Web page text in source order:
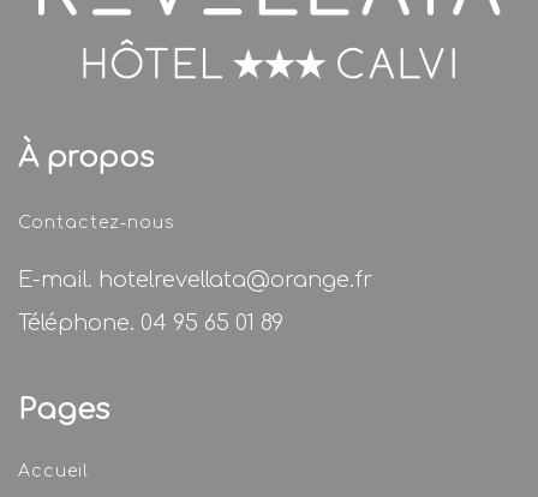
À propos
Contactez-nous
E-mail. hotelrevellata@orange.fr
Téléphone. 04 95 65 01 89
Pages
Accueil